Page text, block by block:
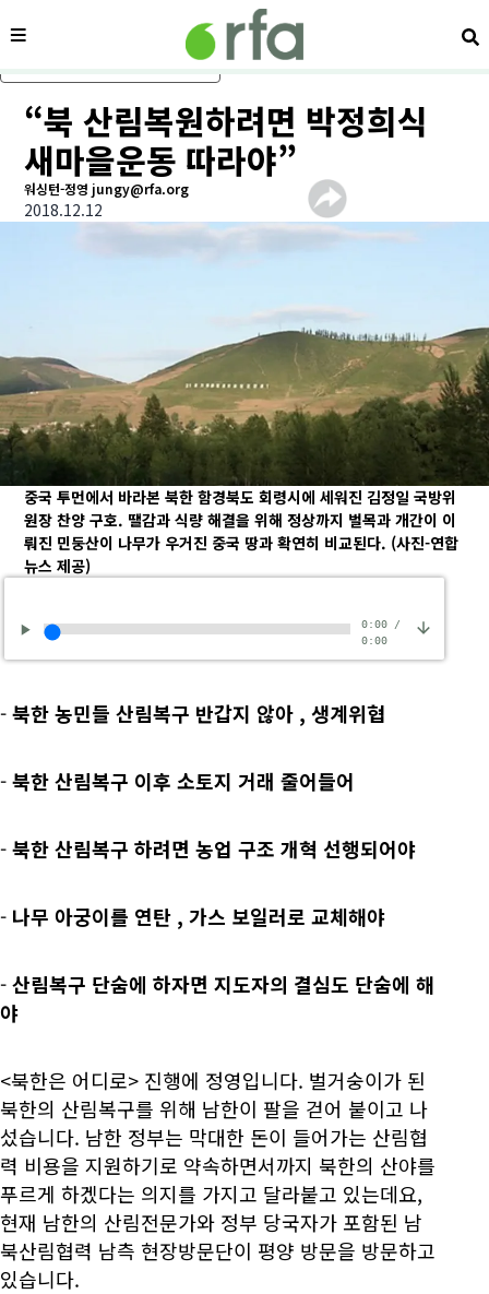
메인 콘텐츠로 건너뛰기
메뉴 검
“북 산림복원하려면 박정희식
새마을운동 따라야”
워싱턴-정영 jungy@rfa.org
2018.12.12
중국 투먼에서 바라본 북한 함경북도 회령시에 세워진 김정일 국방위
원장 찬양 구호. 땔감과 식량 해결을 위해 정상까지 벌목과 개간이 이
뤄진 민둥산이 나무가 우거진 중국 땅과 확연히 비교된다. (사진-연합
뉴스 제공)
0:00/
0:00
-북한 농민들 산림복구 반갑지 않아 , 생계위협
-북한 산림복구 이후 소토지 거래 줄어들어
-북한 산림복구 하려면 농업 구조 개혁 선행되어야
- 나무 아궁이를 연탄 , 가스 보일러로 교체해야
-산림복구 단숨에 하자면 지도자의 결심도 단숨에 해
야
<북한은 어디로> 진행에 정영입니다. 벌거숭이가 된
북한의 산림복구를 위해 남한이 팔을 걷어 붙이고 나
섰습니다. 남한 정부는 막대한 돈이 들어가는 산림협
력 비용을 지원하기로 약속하면서까지 북한의 산야를
푸르게 하겠다는 의지를 가지고 달라붙고 있는데요,
현재 남한의 산림전문가와 정부 당국자가 포함된 남
북산림협력 남측 현장방문단이 평양 방문을 방문하고
있습니다.